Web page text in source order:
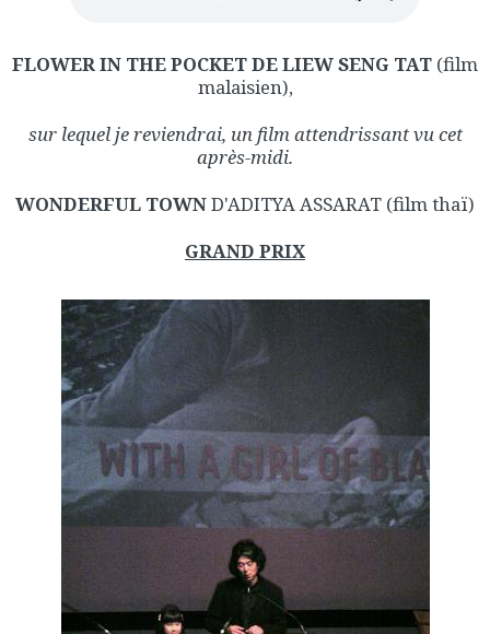
FLOWER IN THE POCKET DE LIEW SENG TAT (film
malaisien),
sur lequel je reviendrai, un film attendrissant vu cet
après-midi.
WONDERFUL TOWND'ADITYA ASSARAT (film thaï)
GRAND PRIX